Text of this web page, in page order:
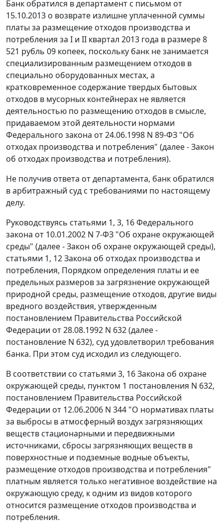
Банк обратился в департамент с письмом от
15.10.2013 о возврате излишне уплаченной суммы
платы за размещение отходов производства и
потребления за I и II квартал 2013 года в размере 8
521 рубль 09 копеек, поскольку банк не занимается
специализированным размещением отходов в
специально оборудованных местах, а
кратковременное содержание твердых бытовых
отходов в мусорных контейнерах не является
деятельностью по размещению отходов в смысле,
придаваемом этой деятельности нормами
Федерального закона от 24.06.1998 N 89-ФЗ "Об
отходах производства и потребления" (далее - Закон
об отходах производства и потребления).
Не получив ответа от департамента, банк обратился
в арбитражный суд с требованиями по настоящему
делу.
Руководствуясь статьями 1, 3, 16 Федерального
закона от 10.01.2002 N 7-ФЗ "Об охране окружающей
среды" (далее - Закон об охране окружающей среды),
статьями 1, 12 Закона об отходах производства и
потребления, Порядком определения платы и ее
предельных размеров за загрязнение окружающей
природной среды, размещение отходов, другие виды
вредного воздействия, утвержденным
постановлением Правительства Российской
Федерации от 28.08.1992 N 632 (далее -
постановление N 632), суд удовлетворил требования
банка. При этом суд исходил из следующего.
В соответствии со статьями 3, 16 Закона об охране
окружающей среды, пунктом 1 постановления N 632,
постановлением Правительства Российской
Федерации от 12.06.2006 N 344 "О нормативах платы
за выбросы в атмосферный воздух загрязняющих
веществ стационарными и передвижными
источниками, сбросы загрязняющих веществ в
поверхностные и подземные водные объекты,
размещение отходов производства и потребления"
платным является только негативное воздействие на
окружающую среду, к одним из видов которого
относится размещение отходов производства и
потребления.